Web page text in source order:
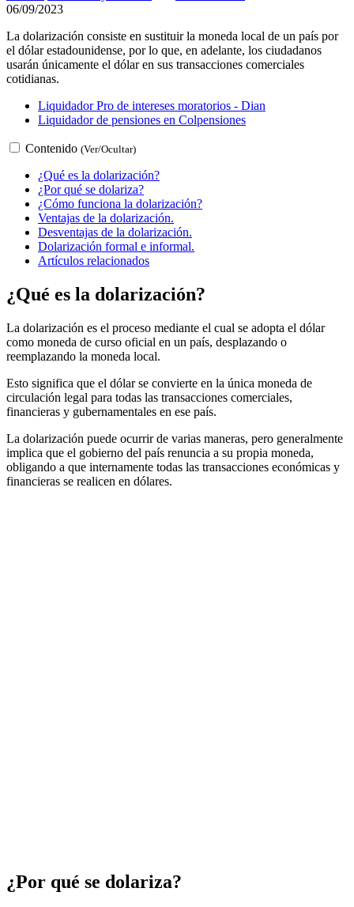
06/09/2023
La dolarización consiste en sustituir la moneda local de un país por
el dólar estadounidense, por lo que, en adelante, los ciudadanos
usarán únicamente el dólar en sus transacciones comerciales
cotidianas.
Liquidador Pro de intereses moratorios - Dian
Liquidador de pensiones en Colpensiones
Contenido (Ver/Ocultar)
¿Qué es la dolarización?
¿Por qué se dolariza?
¿Cómo funciona la dolarización?
Ventajas de la dolarización.
Desventajas de la dolarización.
Dolarización formal e informal.
Artículos relacionados
¿Qué es la dolarización?
La dolarización es el proceso mediante el cual se adopta el dólar
como moneda de curso oficial en un país, desplazando o
reemplazando la moneda local.
Esto significa que el dólar se convierte en la única moneda de
circulación legal para todas las transacciones comerciales,
financieras y gubernamentales en ese país.
La dolarización puede ocurrir de varias maneras, pero generalmente
implica que el gobierno del país renuncia a su propia moneda,
obligando a que internamente todas las transacciones económicas y
financieras se realicen en dólares.
¿Por qué se dolariza?